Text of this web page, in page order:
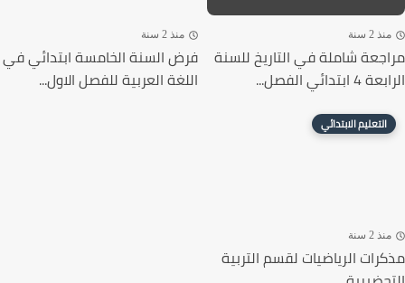
2 سنة
شاملة في التاريخ للسنة
الفصل...
منذ 2 سنة
فرض السنة الخامسة ابتدائي في
اللغة العربية للفصل الاول...
التعليم الابتدائي
2 سنة
الرياضيات لقسم التربية